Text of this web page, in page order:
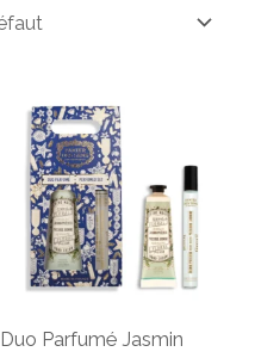
Duo Parfumé Jasmin